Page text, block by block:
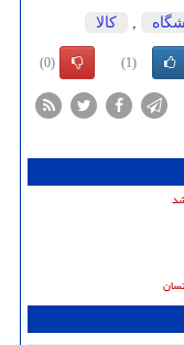
كالا
(1)
(0)